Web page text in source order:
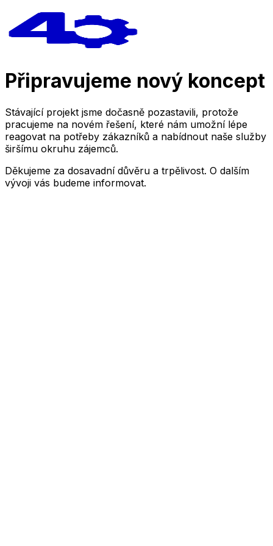
Připravujeme nový koncept
Stávající projekt jsme dočasně pozastavili, protože
pracujeme na novém řešení, které nám umožní lépe
reagovat na potřeby zákazníků a nabídnout naše služby
širšímu okruhu zájemců.
Děkujeme za dosavadní důvěru a trpělivost. O dalším
vývoji vás budeme informovat.